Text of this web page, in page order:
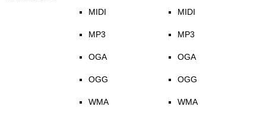
MIDI
MP3
OGA
OGG
WMA
MIDI
MP3
OGA
OGG
WMA